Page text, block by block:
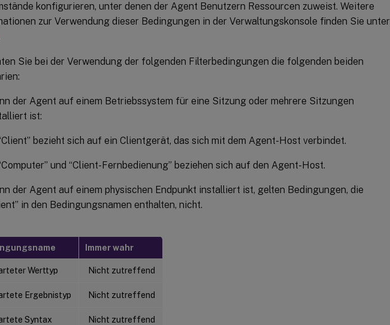
konfigurieren, unter denen der Agent Benutzern Ressourcen zuweist. Weitere
zur Verwendung dieser Bedingungen in der Verwaltungskonsole finden Sie unter
Sie bei der Verwendung der folgenden Filterbedingungen die folgenden beiden
der Agent auf einem Betriebssystem für eine Sitzung oder mehrere Sitzungen
ist:
bezieht sich auf ein Clientgerät, das sich mit dem Agent-Host verbindet.
und “Client-Fernbedienung” beziehen sich auf den Agent-Host.
der Agent auf einem physischen Endpunkt installiert ist, gelten Bedingungen, die
in den Bedingungsnamen enthalten, nicht.
Immer wahr
Werttyp Nicht zutreffend
Ergebnistyp Nicht zutreffend
Syntax Nicht zutreffend